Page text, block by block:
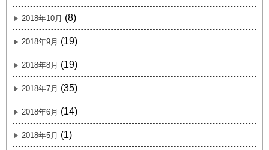
2018年10月 (8)
2018年9月 (19)
2018年8月 (19)
2018年7月 (35)
2018年6月 (14)
2018年5月 (1)